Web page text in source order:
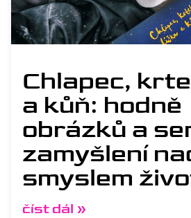
Chlapec,
a kůň: hodně
obrázků a
zamyšlení
smyslem
číst dál »